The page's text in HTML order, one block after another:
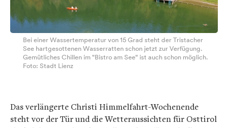
Bei einer Wassertemperatur von 15 Grad steht der Tristacher
See hartgesottenen Wasserratten schon jetzt zur Verfügung.
Gemütliches Chillen im "Bistro am See" ist auch schon möglich.
Foto: Stadt Lienz
Das verlängerte Christi Himmelfahrt-Wochenende
steht vor der Tür und die Wetteraussichten für Osttirol